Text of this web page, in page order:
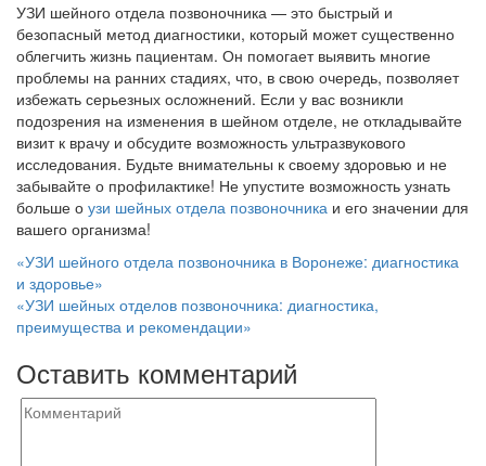
УЗИ шейного отдела позвоночника — это быстрый и
безопасный метод диагностики, который может существенно
облегчить жизнь пациентам. Он помогает выявить многие
проблемы на ранних стадиях, что, в свою очередь, позволяет
избежать серьезных осложнений. Если у вас возникли
подозрения на изменения в шейном отделе, не откладывайте
визит к врачу и обсудите возможность ультразвукового
исследования. Будьте внимательны к своему здоровью и не
забывайте о профилактике! Не упустите возможность узнать
больше о узи шейных отдела позвоночника и его значении для
вашего организма!
Навигация
по
записям
«УЗИ шейного отдела позвоночника в Воронеже: диагностика
и здоровье»
«УЗИ шейных отделов позвоночника: диагностика,
преимущества и рекомендации»
Оставить комментарий